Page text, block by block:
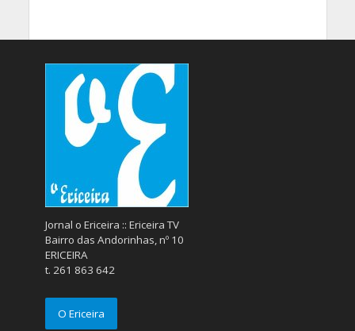
Jornal o Ericeira :: Ericeira TV
Bairro das Andorinhas, nº 10
ERICEIRA
t. 261 863 642
O Ericeira